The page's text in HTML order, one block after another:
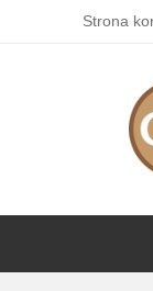
Strona